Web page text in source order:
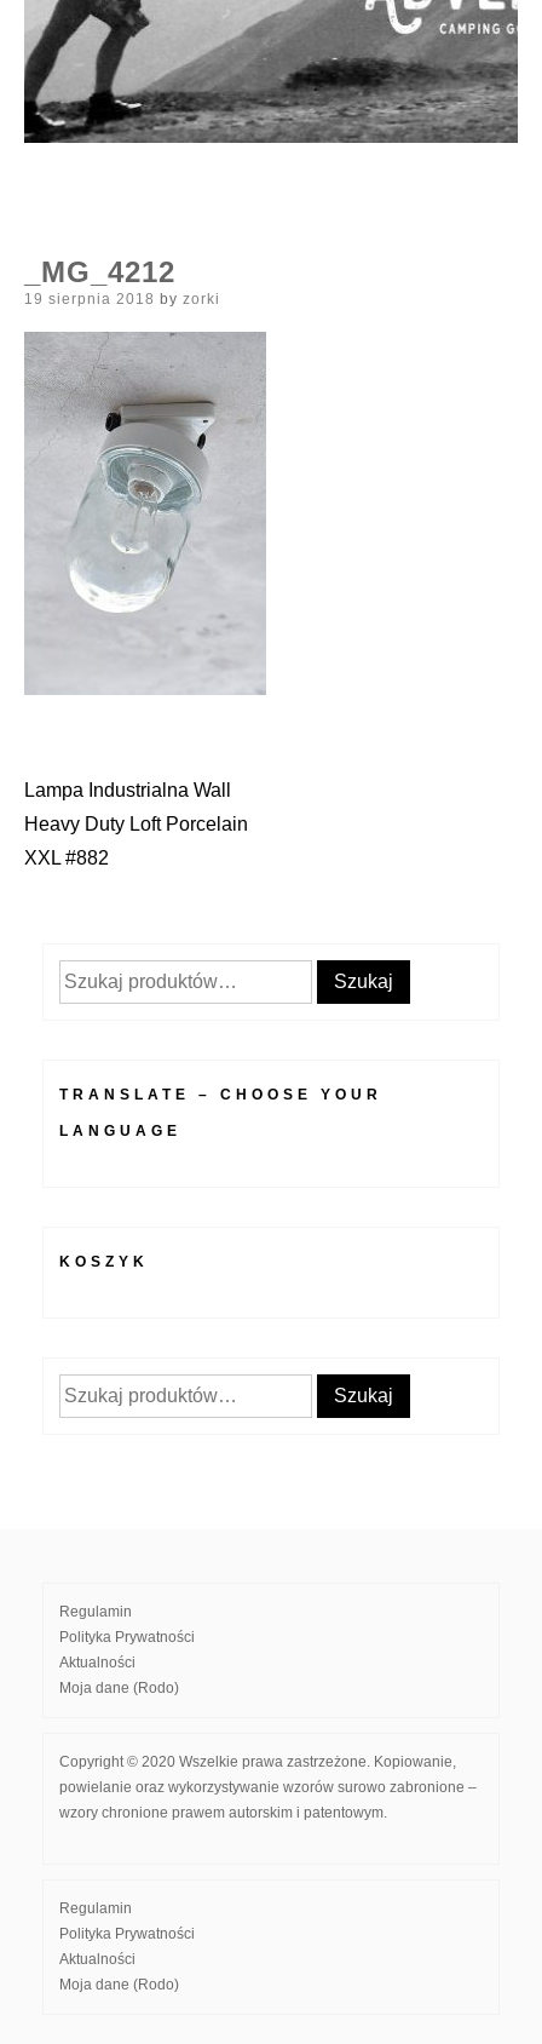
_MG_4212
Posted
19 sierpnia 2018 by zorki
Nawigacja
wpisu
Lampa Industrialna Wall
Heavy Duty Loft Porcelain
XXL #882
Szukaj: Szukaj
TRANSLATE – CHOOSE YOUR
LANGUAGE
KOSZYK
Szukaj: Szukaj
Regulamin
Polityka Prywatności
Aktualności
Moja dane (Rodo)
Copyright © 2020 Wszelkie prawa zastrzeżone. Kopiowanie,
powielanie oraz wykorzystywanie wzorów surowo zabronione –
wzory chronione prawem autorskim i patentowym.
Regulamin
Polityka Prywatności
Aktualności
Moja dane (Rodo)